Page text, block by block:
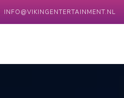
INFO@VIKINGENTERTAINMENT.NL